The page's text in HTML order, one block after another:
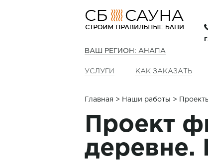
ВАШ РЕГИОН: АНАПА
УСЛУГИ КАК ЗАКАЗАТЬ
Главная > Наши работы >
Проект
деревне.